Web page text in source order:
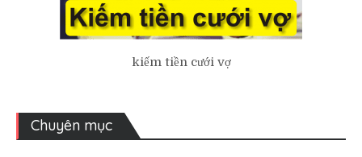
kiếm tiền cưới vợ
Chuyên mục